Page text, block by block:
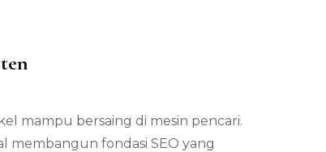
mampu bersaing di mesin pencari.
membangun fondasi SEO yang